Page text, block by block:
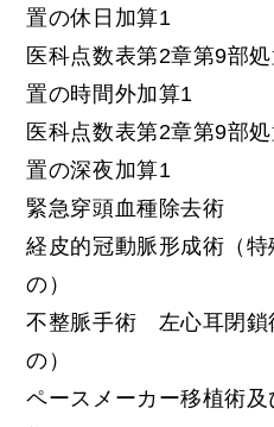
置の休日加算1
医科点数表第2章第9部
置の時間外加算1
医科点数表第2章第9部
置の深夜加算1
緊急穿頭血種除去術
経皮的冠動脈形成術（
の）
不整脈手術 左心耳閉鎖
の）
ペースメーカー移植術